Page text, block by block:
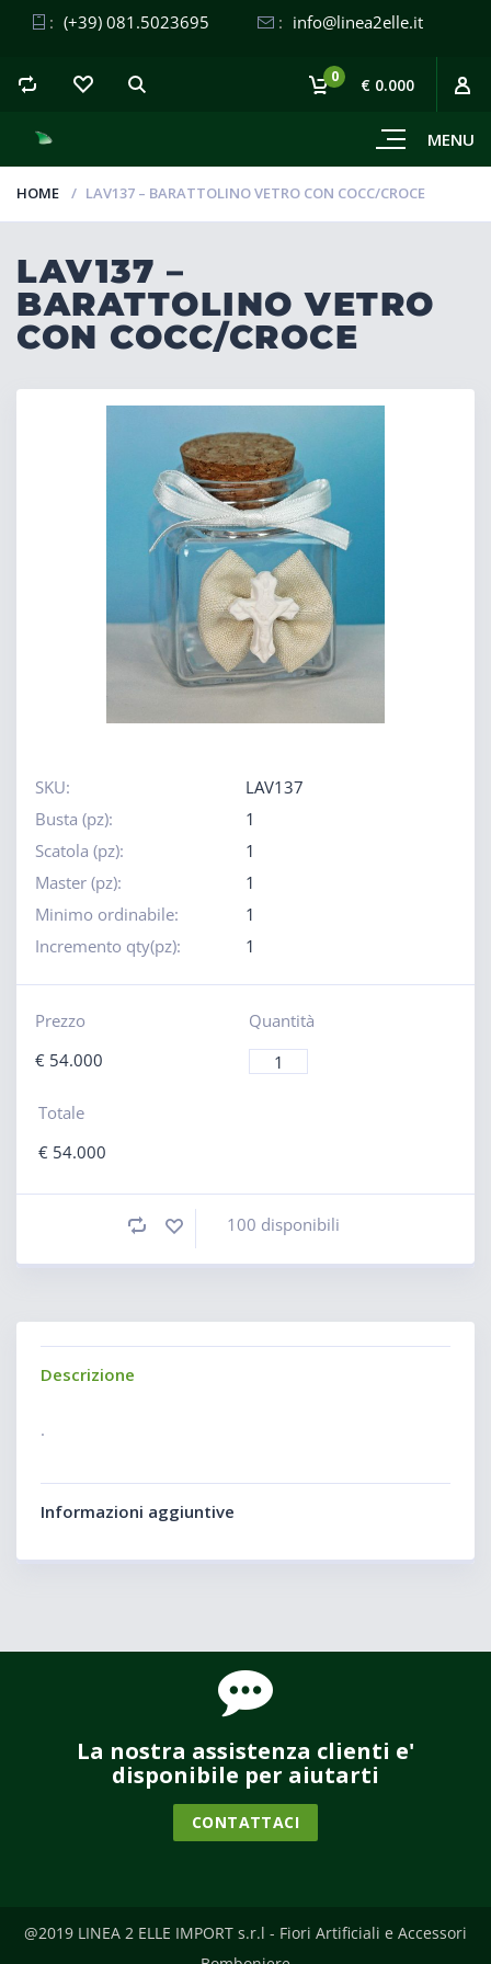
: (+39) 081.5023695 : info@linea2elle.it
MENU
0 € 0.000
HOME LAV137 – BARATTOLINO VETRO CON COCC/CROCE
LAV137 –
BARATTOLINO VETRO
CON COCC/CROCE
SKU:
LAV137
Busta (pz):
1
Scatola (pz):
1
Master (pz):
1
Minimo ordinabile:
1
Incremento qty(pz):
1
Prezzo
€54.000
Quantità
Totale
€54.000
100 disponibili
Descrizione
.
Informazioni aggiuntive
La nostra assistenza clienti e'
disponibile per aiutarti
CONTATTACI
@2019 LINEA 2 ELLE IMPORT s.r.l - Fiori Artificiali e Accessori